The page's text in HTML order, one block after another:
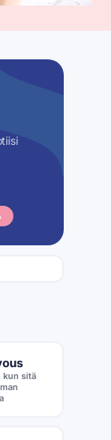
kun sitä